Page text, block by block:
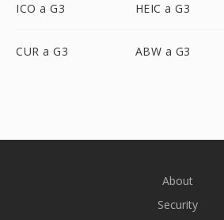
ICO a G3 HEIC a G3
CUR a G3 ABW a G3
About
Security